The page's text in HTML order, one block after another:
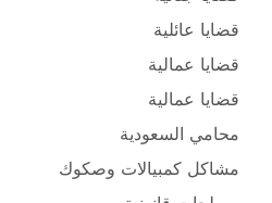
قضايا عائلية
قضايا عمالية
قضايا عمالية
محامي السعودية
مشاكل كمبيالات وصكوك